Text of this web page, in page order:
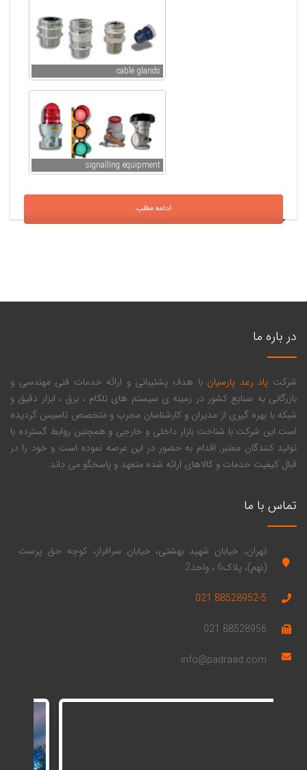
cable glands
signalling equipment
ادامه مطلب
در باره ما
شرکت پاد رعد پارسیان با هدف پشتیبانی و ارائه خدمات فنی مهندسی و
بازرگانی به صنایع کشور در زمینه ی سیستم های تلکام ، برق ، ابزار دقیق و
شبکه با بهره گیری از مدیران و کارشناسان مجرب و متخصص تاسیس گردیده
است.این شرکت با شناخت بازار داخلی و خارجی و همچنین روابط گسترده با
تولید کنندگان معتبر, اقدام به حضور در این عرصه نموده است و خود را در
قبال کیفیت خدمات و کالاهای ارائه شده متعهد و پاسخگو می داند.
تماس با ما
تهران، خیابان شهید بهشتی، خیابان سرافراز، کوچه حق پرست
(نهم)، پلاک6 ، واحد2
88528952-5 021
88528956 021
info@padraad.com